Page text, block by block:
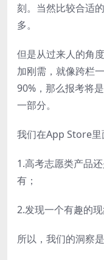
刻。当然比较合适
多。
但是从过来人的角
加刚需，就像跨栏
90%，那么报考将
一部分。
我们在App Store里
1.高考志愿类产品
有；
2.发现一个有趣的
所以，我们的洞察